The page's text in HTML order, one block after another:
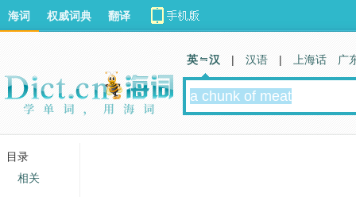
海词 权威词典 翻译
英 汉 | 汉语 | 上海话 广
目录
相关